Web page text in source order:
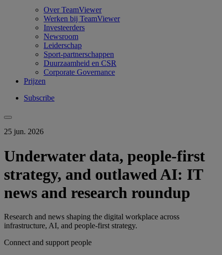
Over TeamViewer
Werken bij TeamViewer
Investeerders
Newsroom
Leiderschap
Sport-partnerschappen
Duurzaamheid en CSR
Corporate Governance
Prijzen
Subscribe
25 jun. 2026
Underwater data, people-first
strategy, and outlawed AI: IT
news and research roundup
Research and news shaping the digital workplace across
infrastructure, AI, and people-first strategy.
Connect and support people